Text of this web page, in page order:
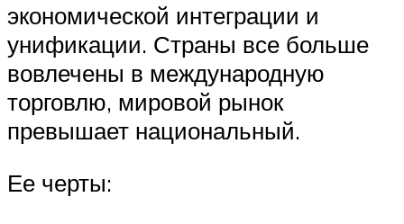
экономической интеграции и
унификации. Страны все больше
вовлечены в международную
торговлю, мировой рынок
превышает национальный.
Ее черты: